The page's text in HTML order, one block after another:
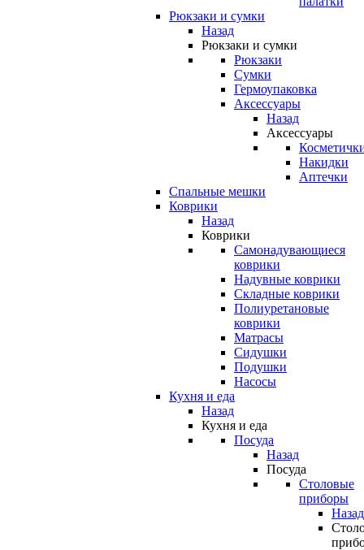
Рюкзаки и сумки
Назад
Рюкзаки и сумки
Рюкзаки
Сумки
Гермоупаковка
Аксессуары
Назад
Аксессуары
Накидки
Аптечки
Спальные мешки
Коврики
Назад
Коврики
Самонадувающиеся
коврики
Надувные коврики
Складные коврики
Полиуретановые
коврики
Матрасы
Сидушки
Подушки
Насосы
Кухня и еда
Назад
Кухня и еда
Посуда
Назад
Посуда
Столовые
приборы
Назад